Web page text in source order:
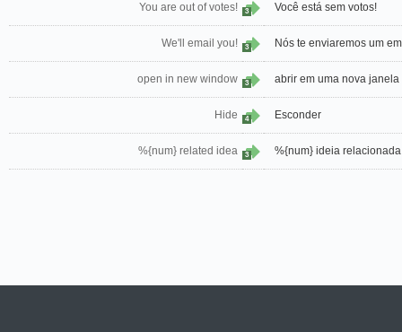
You are out of votes! 3 Você está sem votos!
We'll email you! 3 Nós te enviaremos um
open in new window 3 abrir em uma nova janela
Hide 4 Esconder
%{num} related idea 3 %{num} ideia relacionada